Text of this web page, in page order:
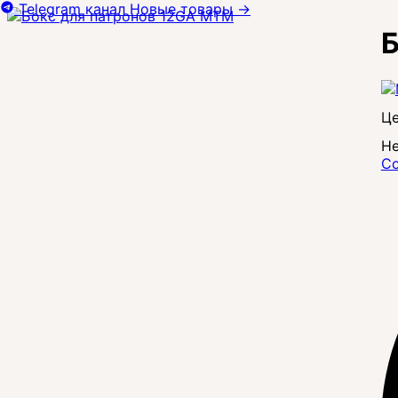
Telegram канал Новые товары →